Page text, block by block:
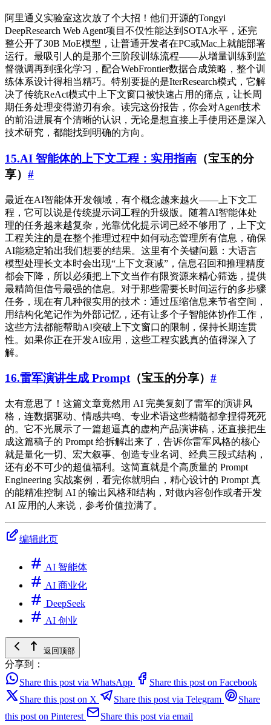
阿里通义实验室这次放了个大招！他们开源的Tongyi
DeepResearch Web Agent项目不仅性能达到SOTA水平，还完
整公开了30B MoE模型，让普通开发者在PC或Mac上就能部署
运行。最吸引人的是那个三阶段训练流程——从增量训练到监
督微调再到强化学习，配合WebFrontier数据合成策略，整个训
练体系设计得相当精巧。特别要提的是IterResearch模式，它解
决了传统ReAct模式中上下文窗口被快速占用的痛点，让长周
期任务处理变得游刃有余。读完这份报告，你会对Agent技术
的前沿进展有个清晰的认识，无论是想直接上手使用还是深入
技术研究，都能找到明确的方向。
15.AI 智能体的上下文工程：实用指南 （宝玉的分
享） #
最近在AI智能体开发领域，有个概念越来越火——上下文工
程，它可以说是传统提示词工程的升级版。随着AI智能体处
理的任务越来越复杂，光靠优化提示词已经不够用了，上下文
工程关注的是在整个推理过程中如何动态管理所有信息，确保
AI能稳定输出我们想要的结果。这里有个关键问题：大语言
模型处理长文本时会出现“上下文衰减”，信息召回和推理精度
都会下降，所以必须把上下文当作有限资源来精心筛选，提供
最精简但信号最强的信息。对于那些需要长时间运行的多步骤
任务，现在有几种很实用的技术：通过压缩信息来节省空间，
用结构化笔记作为外部记忆，还有让多个子智能体协作工作，
这些方法都能帮助AI突破上下文窗口的限制，保持长期连贯
性。如果你正在开发AI应用，这些工程实践真的值得深入了
解。
16.雷军演讲生成 Prompt（宝玉的分享） #
太有意思了！这篇文章竟然用 AI 完美复刻了雷军的演讲风
格，连数据驱动、情感共鸣、专业术语这些精髓都拿捏得死死
的。它不光展示了一篇超逼真的虚构产品演讲稿，还直接把生
成这篇稿子的 Prompt 给拆解出来了，告诉你雷军风格的核心
就是量化一切、宏大叙事、创造专业名词、经典三段式结构，
还有必不可少的超值福利。这简直就是个高质量的 Prompt
Engineering 实战案例，看完你就明白，精心设计的 Prompt 真
的能精准控制 AI 的输出风格和结构，对做内容创作或者开发
AI 应用的人来说，参考价值拉满了。
编辑此页
AI 智能体
AI 商业化
DeepSeek
AI 创业
返回顶部
分享到：
Share this post via WhatsApp
Share this post on Facebook
Share this post on X
Share this post via Telegram
Share
this post on Pinterest
Share this post via email